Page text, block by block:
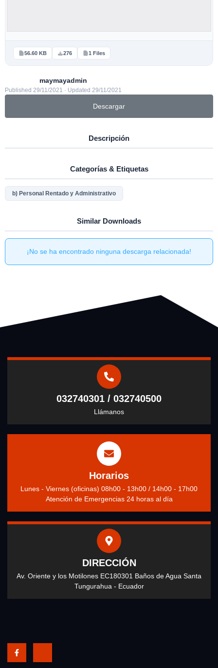
56.60 KB 276 1 Files
maymayadmin
Published 29/11/2021 · Updated 29/11/2021
Descargar
Descripción
Categorías & Etiquetas
b) Personal Rentado y Administrativo
Similar Downloads
¡No se ha encontrado ninguna descarga relacionada!
032740301 / 032740500
Llámanos
Horarios
Lunes - Viernes (oficinas) 08h00 - 13h00 / 14h00 - 17h00
Atención de Emergencias 24 horas al día
DIRECCIÓN
Av. Oriente y los Motilones EC180301 Baños de Agua Santa
Tungurahua - Ecuador